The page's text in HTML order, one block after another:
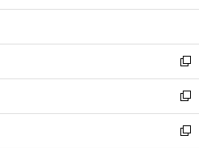
開
ウ
開
く
ン
ウ
で
開
く
ウ
ン
ド
ウ
で
開
く
し
ウ
ィ
ン
ド
ウ
で
新
し
い
ウ
ィ
新
し
い
新